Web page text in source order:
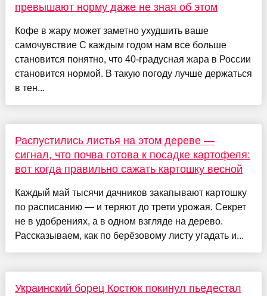
превышают норму даже не зная об этом
Кофе в жару может заметно ухудшить ваше
самочувствие С каждым годом нам все больше
становится понятно, что 40-градусная жара в России
становится нормой. В такую погоду лучше держаться
в тен...
Распустились листья на этом дереве —
сигнал, что почва готова к посадке картофеля:
вот когда правильно сажать картошку весной
Каждый май тысячи дачников закапывают картошку
по расписанию — и теряют до трети урожая. Секрет
не в удобрениях, а в одном взгляде на дерево.
Рассказываем, как по берёзовому листу угадать и...
Украинский борец Костюк покинул пьедестал